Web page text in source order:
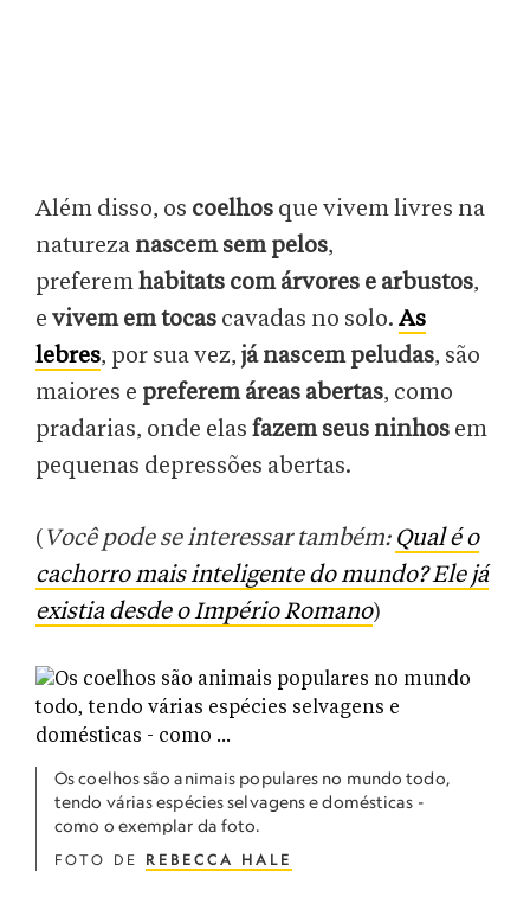
Além disso, os coelhos que vivem livres na
natureza nascem sem pelos,
preferemhabitats com árvores e arbustos,
e vivem em tocas cavadas no solo. As
lebres, por sua vez, já nascem peludas, são
maiores e preferem áreas abertas, como
pradarias, onde elas fazem seus ninhos em
pequenas depressões abertas.
( Você pode se interessar também: Qual é o
cachorro mais inteligente do mundo? Ele já
existia desde o Império Romano)
Os coelhos são animais populares no mundo todo,
tendo várias espécies selvagens e domésticas -
como o exemplar da foto.
FOTO DE REBECCA HALE